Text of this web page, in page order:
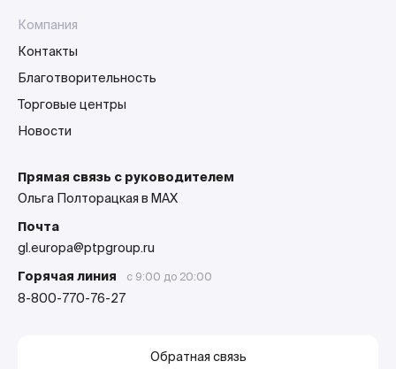
Компания
Контакты
Благотворительность
Торговые центры
Новости
Прямая связь с руководителем
Ольга Полторацкая в MAX
Почта
gl.europa@ptpgroup.ru
Горячая линия
с 9:00 до 20:00
8-800-770-76-27
Обратная связь